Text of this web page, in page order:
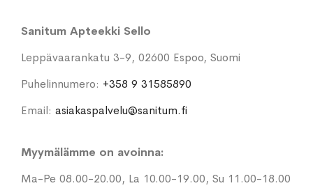
Sanitum Apteekki Sello
Leppävaarankatu 3-9, 02600 Espoo, Suomi
Puhelinnumero: +358 9 31585890
Email: asiakaspalvelu@sanitum.fi
Myymälämme on avoinna:
Ma-Pe 08.00-20.00, La 10.00-19.00, Su 11.00-18.00